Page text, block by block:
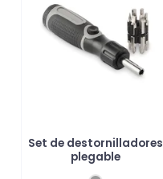
Set de destornilladores
plegable